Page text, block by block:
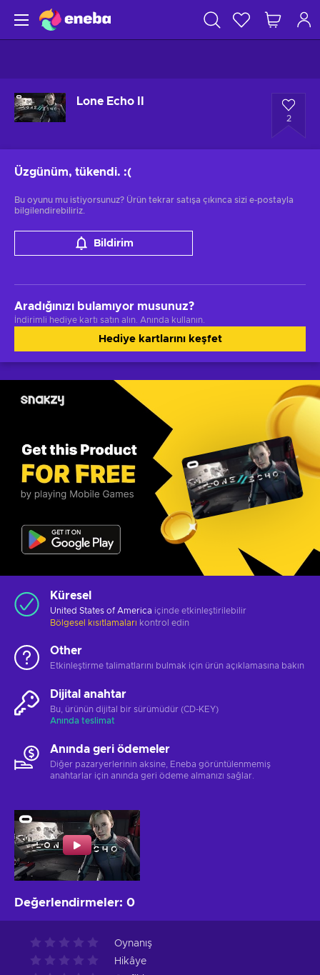
Lone Echo II
2
Üzgünüm, tükendi. :(
Bu oyunu mu istiyorsunuz? Ürün tekrar satışa çıkınca sizi e-postayla
bilgilendirebiliriz.
Bildirim
Aradığınızı bulamıyor musunuz?
İndirimli hediye kartı satın alın. Anında kullanın.
Hediye kartlarını keşfet
Küresel
United States of America içinde etkinleştirilebilir
Bölgesel kısıtlamaları kontrol edin
Other
Etkinleştirme talimatlarını bulmak için ürün açıklamasına bakın
Dijital anahtar
Bu, ürünün dijital bir sürümüdür (CD-KEY)
Anında teslimat
Anında geri ödemeler
Diğer pazaryerlerinin aksine, Eneba görüntülenmemiş
anahtarlar için anında geri ödeme almanızı sağlar.
Değerlendirmeler: 0
Oynanış
Hikâye